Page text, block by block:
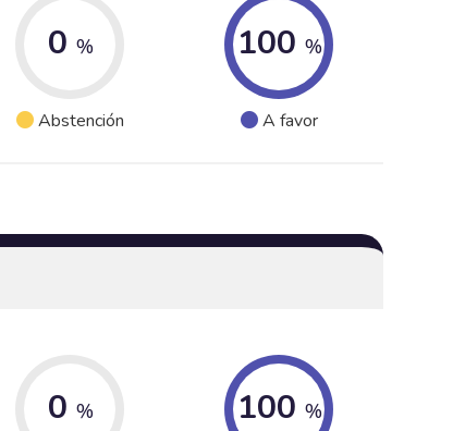
0 %
Abstención
100 %
A favor
0 % 100 %